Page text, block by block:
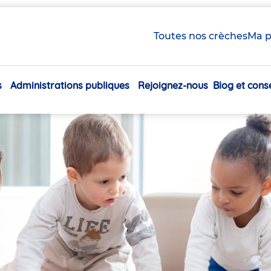
Toutes nos crèchesMa
Navigation
Administrations publiques Rejoignez-nous Blog et